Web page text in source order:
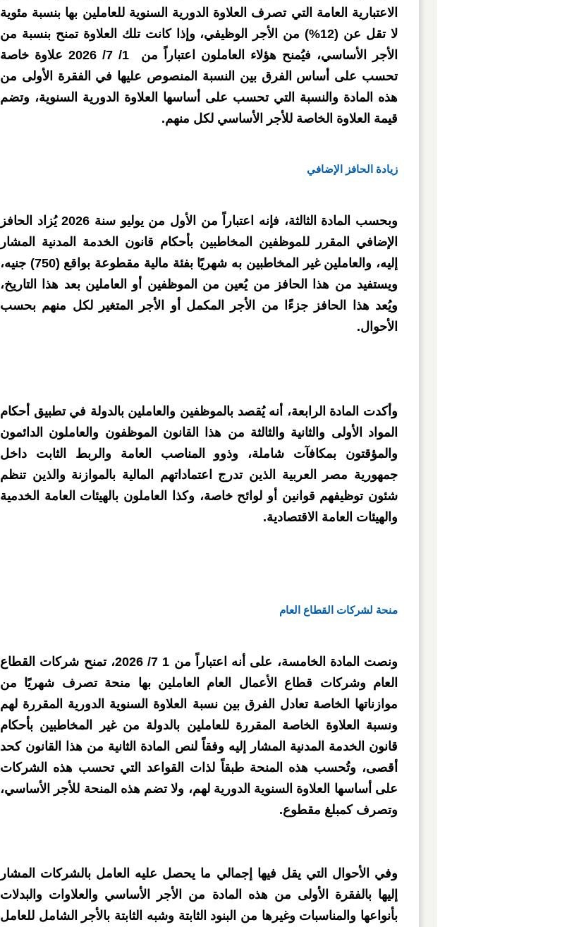
الاعتبارية العامة التي تصرف العلاوة الدورية السنوية للعاملين بها بنسبة مئوية
لا تقل عن (12%) من الأجر الوظيفي، وإذا كانت تلك العلاوة تمنح بنسبة من
الأجر الأساسي، فيُمنح هؤلاء العاملون اعتباراً من 1/ 7/ 2026 علاوة خاصة
تحسب على أساس الفرق بين النسبة المنصوص عليها في الفقرة الأولى من
هذه المادة والنسبة التي تحسب على أساسها العلاوة الدورية السنوية، وتضم
قيمة العلاوة الخاصة للأجر الأساسي لكل منهم.
زيادة الحافز الإضافي
وبحسب المادة الثالثة، فإنه اعتباراً من الأول من يوليو سنة 2026 يُزاد الحافز
الإضافي المقرر للموظفين المخاطبين بأحكام قانون الخدمة المدنية المشار
إليه، والعاملين غير المخاطبين به شهريًا بفئة مالية مقطوعة بواقع (750) جنيه،
ويستفيد من هذا الحافز من يُعين من الموظفين أو العاملين بعد هذا التاريخ،
ويُعد هذا الحافز جزءًا من الأجر المكمل أو الأجر المتغير لكل منهم بحسب
الأحوال.
وأكدت المادة الرابعة، أنه يُقصد بالموظفين والعاملين بالدولة في تطبيق أحكام
المواد الأولى والثانية والثالثة من هذا القانون الموظفون والعاملون الدائمون
والمؤقتون بمكافآت شاملة، وذوو المناصب العامة والربط الثابت داخل
جمهورية مصر العربية الذين تدرج اعتماداتهم المالية بالموازنة والذين تنظم
شئون توظيفهم قوانين أو لوائح خاصة، وكذا العاملون بالهيئات العامة الخدمية
والهيئات العامة الاقتصادية.
منحة لشركات القطاع العام
ونصت المادة الخامسة، على أنه اعتباراً من 1 7/ 2026، تمنح شركات القطاع
العام وشركات قطاع الأعمال العام العاملين بها منحة تصرف شهريًا من
موازناتها الخاصة تعادل الفرق بين نسبة العلاوة السنوية الدورية المقررة لهم
ونسبة العلاوة الخاصة المقررة للعاملين بالدولة من غير المخاطبين بأحكام
قانون الخدمة المدنية المشار إليه وفقاً لنص المادة الثانية من هذا القانون كحد
أقصى، وتُحسب هذه المنحة طبقاً لذات القواعد التي تحسب هذه الشركات
على أساسها العلاوة السنوية الدورية لهم، ولا تضم هذه المنحة للأجر الأساسي،
وتصرف كمبلغ مقطوع.
وفي الأحوال التي يقل فيها إجمالي ما يحصل عليه العامل بالشركات المشار
إليها بالفقرة الأولى من هذه المادة من الأجر الأساسي والعلاوات والبدلات
بأنواعها والمناسبات وغيرها من البنود الثابتة وشبه الثابتة بالأجر الشامل للعامل